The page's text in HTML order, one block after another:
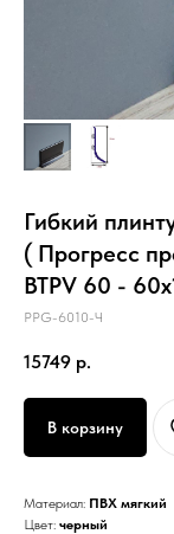
Гибкий
( Прогресс
BTPV 60 -
PPG-6010-Ч
15749 р.
В корзину
Материал: ПВХ мягкий
Цвет: черный